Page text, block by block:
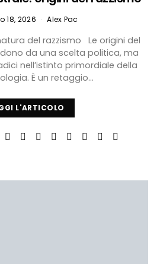
18, 2026 Alex Pac
del razzismo Le origini del
da una scelta politica, ma
nell’istinto primordiale della
È un retaggio…
L'ARTICOLO